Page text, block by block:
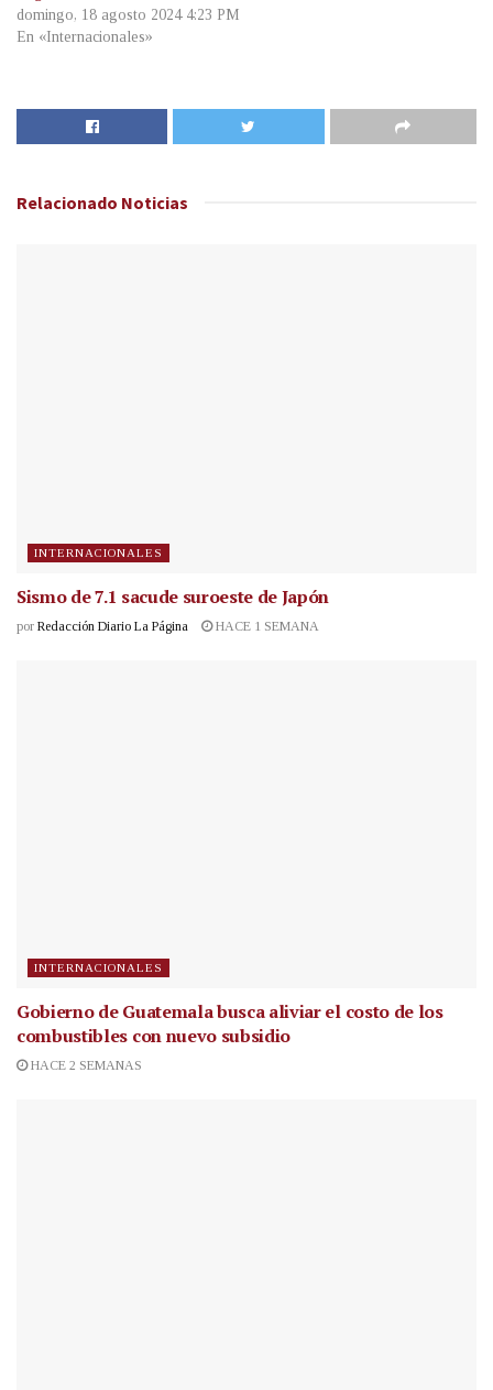
domingo, 18 agosto 2024 4:23 PM
En «Internacionales»
Relacionado Noticias
INTERNACIONALES
Sismo de 7.1 sacude suroeste de Japón
por Redacción Diario La Página HACE 1 SEMANA
INTERNACIONALES
Gobierno de Guatemala busca aliviar el costo de los
combustibles con nuevo subsidio
HACE 2 SEMANAS